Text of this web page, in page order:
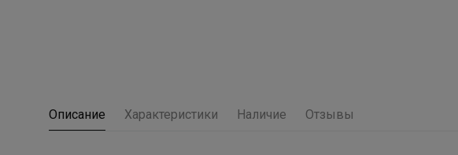
Описание Характеристики Наличие Отзывы